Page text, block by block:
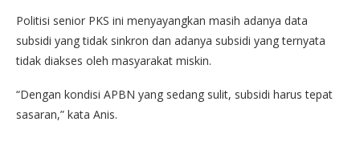
Politisi senior PKS ini menyayangkan masih adanya data
subsidi yang tidak sinkron dan adanya subsidi yang ternyata
tidak diakses oleh masyarakat miskin.
“Dengan kondisi APBN yang sedang sulit, subsidi harus tepat
sasaran,” kata Anis.